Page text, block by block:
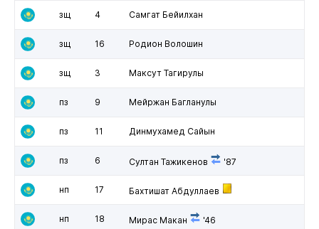
зщ 4 Самгат Бейилхан
зщ 16 Родион Волошин
зщ 3 Максут Тагирулы
пз 9 Мейржан Багланулы
пз 11 Динмухамед Сайын
пз 6 Султан Тажикенов '87
нп 17 Бахтишат Абдуллаев
нп 18 Мирас Макан '46